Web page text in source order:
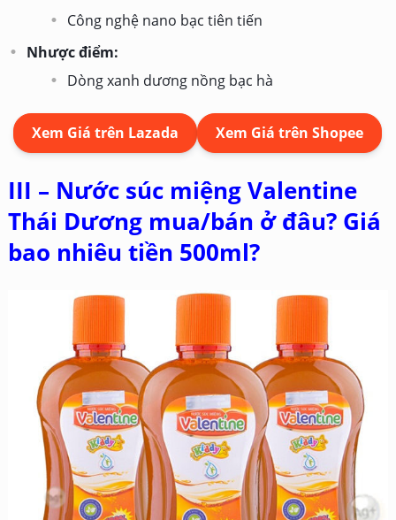
Công nghệ nano bạc tiên tiến
Nhược điểm:
Dòng xanh dương nồng bạc hà
Xem Giá trên Lazada Xem Giá trên Shopee
III – Nước súc miệng Valentine
Thái Dương mua/bán ở đâu? Giá
bao nhiêu tiền 500ml?